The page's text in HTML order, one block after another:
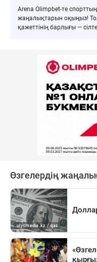
Arena Olimpbet-те
жаңалықтарын оқыңыз!
қажеттінің барлығы —